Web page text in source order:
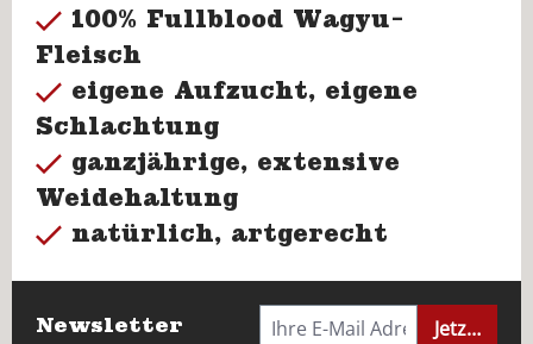
100% Fullblood Wagyu-
Fleisch
eigene Aufzucht, eigene
Schlachtung
ganzjährige, extensive
Weidehaltung
natürlich, artgerecht
Newsletter Jetzt